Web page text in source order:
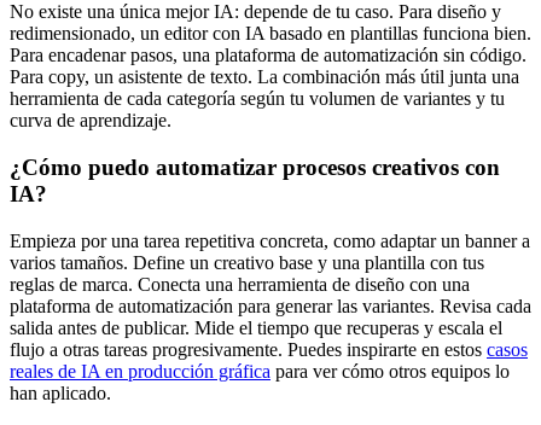
No existe una única mejor IA: depende de tu caso. Para diseño y
redimensionado, un editor con IA basado en plantillas funciona bien.
Para encadenar pasos, una plataforma de automatización sin código.
Para copy, un asistente de texto. La combinación más útil junta una
herramienta de cada categoría según tu volumen de variantes y tu
curva de aprendizaje.
¿Cómo puedo automatizar procesos creativos con
IA?
Empieza por una tarea repetitiva concreta, como adaptar un banner a
varios tamaños. Define un creativo base y una plantilla con tus
reglas de marca. Conecta una herramienta de diseño con una
plataforma de automatización para generar las variantes. Revisa cada
salida antes de publicar. Mide el tiempo que recuperas y escala el
flujo a otras tareas progresivamente. Puedes inspirarte en estos casos
reales de IA en producción gráfica para ver cómo otros equipos lo
han aplicado.